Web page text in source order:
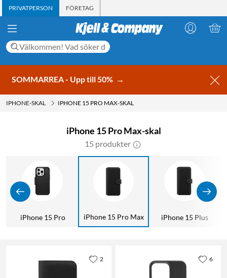
PRIVATPERSON FÖRETAG
SOMMARREA - Upp till 50% →
IPHONE-SKAL IPHONE 15 PRO MAX-SKAL
iPhone 15 Pro Max-skal
15 produkter
iPhone 15 Pro iPhone 15 Pro Max iPhone 15 Plus
2 6